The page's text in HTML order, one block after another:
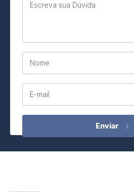
Escreva sua Dúvida
Nome
E-mail